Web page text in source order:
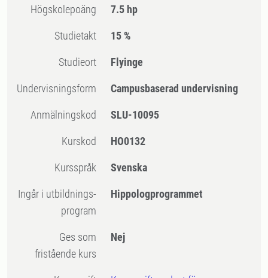
högskolepoäng 7.5 hp
Studietakt 15 %
Studieort Flyinge
Undervisningsform Campusbaserad undervisning
Anmälningskod SLU-10095
Kurskod HO0132
Kursspråk Svenska
Ingår i utbildnings-
program
Hippologprogrammet
Ges som
fristående kurs
Nej